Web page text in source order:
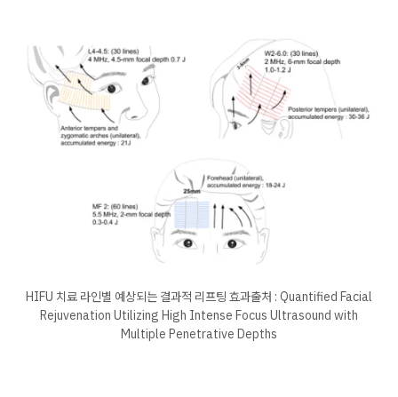
HIFU 치료 라인별 예상되는 결과적 리프팅 효과​출처 : Quantified Facial
Rejuvenation Utilizing High Intense Focus Ultrasound with
Multiple Penetrative Depths